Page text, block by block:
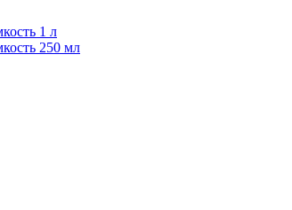
1 л
250 мл